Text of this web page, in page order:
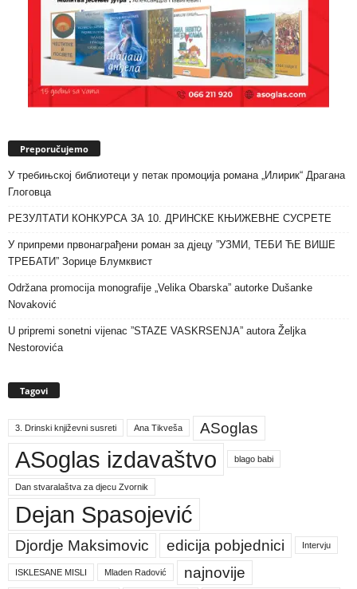
Preporučujemo
У требињској библиотеци у петак промоција романа „Илирик“ Драгана
Глоговца
РЕЗУЛТАТИ КОНКУРСА ЗА 10. ДРИНСКЕ КЊИЖЕВНЕ СУСРЕТЕ
У припреми првонаграђени роман за дјецу ”УЗМИ, ТЕБИ ЋЕ ВИШЕ
ТРЕБАТИ” Зорице Блумквист
Održana promocija monografije „Velika Obarska” autorke Dušanke
Novaković
U pripremi sonetni vijenac ”STAZE VASKRSENJA” autora Željka
Nestorovića
Tagovi
3. Drinski književni susreti Ana Tikveša ASoglas
ASoglas izdavaštvo blago babi
Dan stvaralaštva za djecu Zvornik
Dejan Spasojević
Djordje Maksimovic edicija pobjednici Intervju
ISKLESANE MISLI Mladen Radović najnovije